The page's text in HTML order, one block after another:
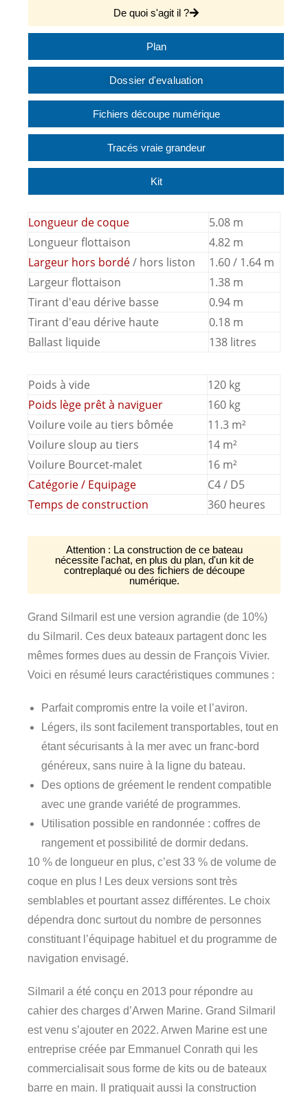
De quoi s'agit il ?
Plan
Dossier d'evaluation
Fichiers découpe numérique
Tracés vraie grandeur
Kit
Longueur de coque
5.08 m
Longueur flottaison
4.82 m
Largeur hors bordé/ hors liston
1.60 / 1.64 m
Largeur flottaison
1.38 m
Tirant d'eau dérive basse
0.94 m
Tirant d'eau dérive haute
0.18 m
Ballast liquide
138 litres
Poids à vide
120 kg
Poids lège prêt à naviguer
160 kg
Voilure voile au tiers bômée
11.3 m²
Voilure sloup au tiers
14 m²
Voilure Bourcet-malet
16 m²
Catégorie / Equipage
C4 / D5
Temps de construction
360 heures
Attention : La construction de ce bateau
nécessite l'achat, en plus du plan, d'un kit de
contreplaqué ou des fichiers de découpe
numérique.
Grand Silmaril est une version agrandie (de 10%)
du Silmaril. Ces deux bateaux partagent donc les
mêmes formes dues au dessin de François Vivier.
Voici en résumé leurs caractéristiques communes :
Parfait compromis entre la voile et l’aviron.
Légers, ils sont facilement transportables, tout en
étant sécurisants à la mer avec un franc-bord
généreux, sans nuire à la ligne du bateau.
Des options de gréement le rendent compatible
avec une grande variété de programmes.
Utilisation possible en randonnée : coffres de
rangement et possibilité de dormir dedans.
10 % de longueur en plus, c’est 33 % de volume de
coque en plus ! Les deux versions sont très
semblables et pourtant assez différentes. Le choix
dépendra donc surtout du nombre de personnes
constituant l’équipage habituel et du programme de
navigation envisagé.
Silmaril a été conçu en 2013 pour répondre au
cahier des charges d’Arwen Marine. Grand Silmaril
est venu s’ajouter en 2022. Arwen Marine est une
entreprise créée par Emmanuel Conrath qui les
commercialisait sous forme de kits ou de bateaux
barre en main. Il pratiquait aussi la construction